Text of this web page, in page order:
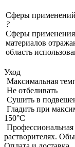
Сферы применений
?
Сферы применения
материалов
область
Уход
Максимальная
Не отбеливать
Сушить в
Гладить при
150°С
Профессиональная
растворителях.